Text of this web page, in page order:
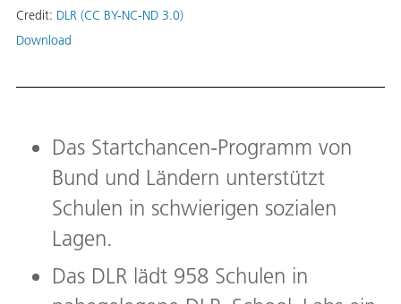
Credit: DLR (CC BY-NC-ND 3.0)
Download
Das Startchancen-Programm von
Bund und Ländern unterstützt
Schulen in schwierigen sozialen
Lagen.
Das DLR lädt 958 Schulen in